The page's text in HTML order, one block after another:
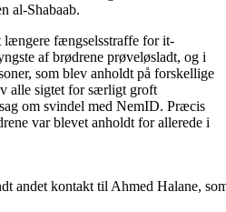
al-Shabaab.
fængselsstraffe for it-
af brødrene prøveløsladt, og i
som blev anholdt på forskellige
alle sigtet for særligt groft
om svindel med NemID. Præcis
var blevet anholdt for allerede i
andet kontakt til Ahmed Halane,